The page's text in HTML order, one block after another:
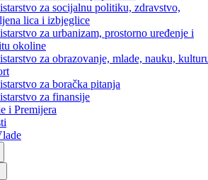
za privredu
za pravosuđe, upravu i radne odnose
za unutrašnje poslove
za socijalnu politiku, zdravstvo,
lica i izbjeglice
za urbanizam, prostorno uređenje i
okoline
za obrazovanje, mlade, nauku,
za boračka pitanja
za finansije
i Premijera